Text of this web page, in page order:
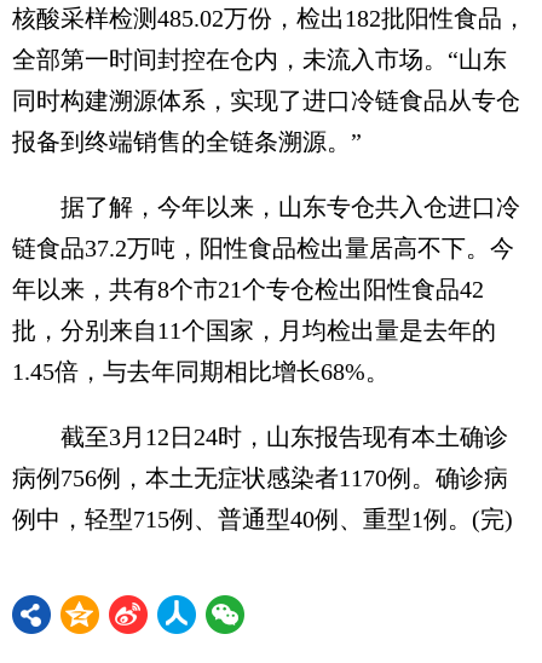
核酸采样检测485.02万份，检出182批阳性食品，
全部第一时间封控在仓内，未流入市场。“山东
同时构建溯源体系，实现了进口冷链食品从专仓
报备到终端销售的全链条溯源。”
据了解，今年以来，山东专仓共入仓进口冷
链食品37.2万吨，阳性食品检出量居高不下。今
年以来，共有8个市21个专仓检出阳性食品42
批，分别来自11个国家，月均检出量是去年的
1.45倍，与去年同期相比增长68%。
截至3月12日24时，山东报告现有本土确诊
病例756例，本土无症状感染者1170例。确诊病
例中，轻型715例、普通型40例、重型1例。(完)